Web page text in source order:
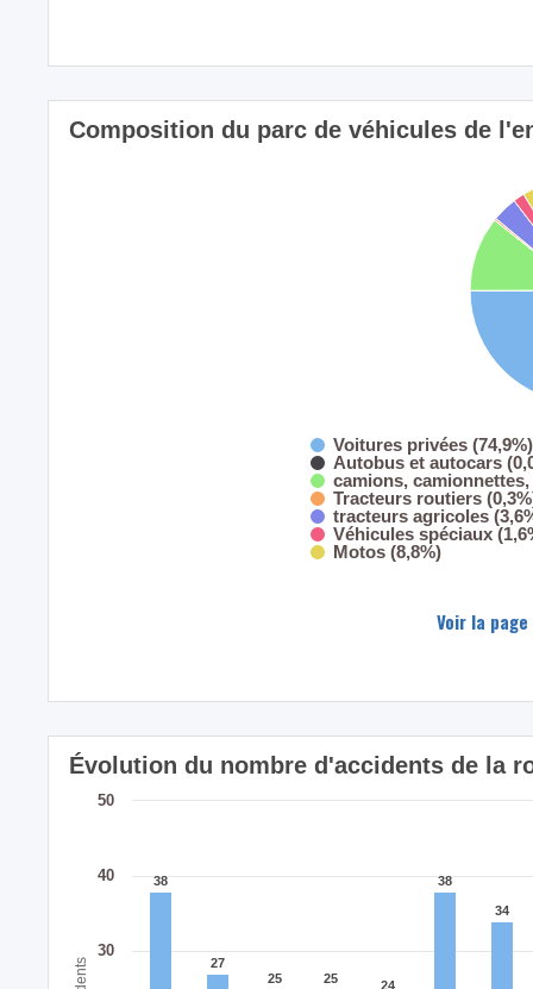
Composition du parc de véhicules de
Voitures privées (74,9%)
Autobus et autocars
camions,
Tracteurs routiers
tracteurs agricoles
Véhicules spéciaux
Motos (8,8%)
Voir la
Évolution du nombre d'accidents de la
30
40
50
38
38
27
27
25
25 25
25 24
24
38
38
34
34